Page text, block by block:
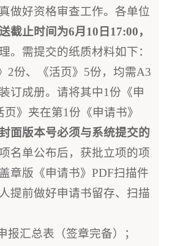
做好资格审查工作。各单位
截止时间为6月 10 日17:00，
。需提交的纸质材料如下：
2份、《活页》5份，均需A3
订成册。请将其中1份《申
》夹在第1份《申请书》
面版本号必须与系统提交的
名单公布后，获批立项的项
章版《申请书》PDF扫描件
提前做好申请书留存、扫描
报汇总表（签章完备）；